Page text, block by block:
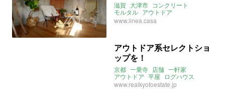
滋賀 大津市 コンクリート
モルタル アウトドア
リノベーション
www.linea.casa
アウトドア系セレクトショ
ップを！
京都 一乗寺 店舗 一軒家
アウトドア 平屋
ログハウス
www.realkyotoestate.jp